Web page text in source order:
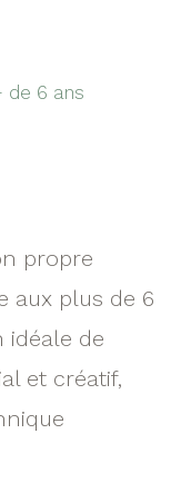
de 6 ans
propre
aux plus de 6
idéale de
et créatif,